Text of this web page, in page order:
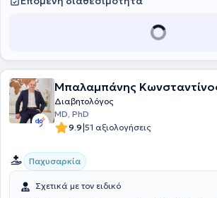
Τέλος, ο γιατρός είναι μέλος της Ελληνικής
Εταιρείας, της British Society of Endocrinology,
Μπαλαμπάνης
Διαβητολόγος
MD, PhD
9.9|51 αξιολογήσεις
Παχυσαρκία
Σχετικά με τον ειδικό